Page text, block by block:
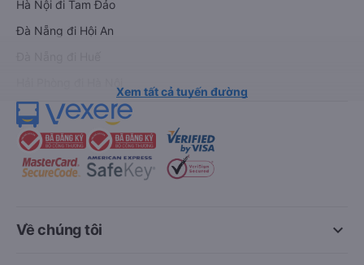
Hà Nội đi Tam Đảo
Đà Nẵng đi Hội An
Xem tất cả tuyến đường
keyboard_arrow_down
Về chúng tôi